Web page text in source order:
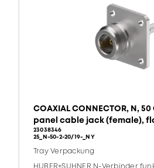
COAXIAL CONNECTOR, N,
panel cable jack (female),
23038346
25_N-50-2-20/19-_NY
Tray Verpackung